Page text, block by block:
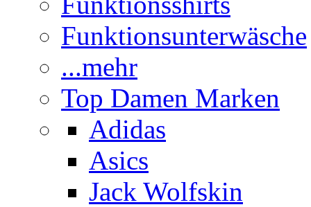
Funktionsunterwäsche
...mehr
Top Damen Marken
Adidas
Asics
Jack Wolfskin